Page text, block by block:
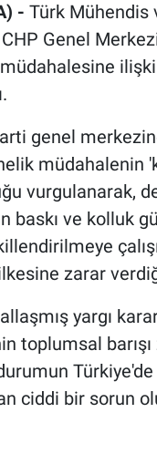
- Türk Mühendis
Genel
genel
müdahalenin
vurgulanarak,
baskı ve kolluk
zarar
yargı
toplumsal
ciddi bir sorun